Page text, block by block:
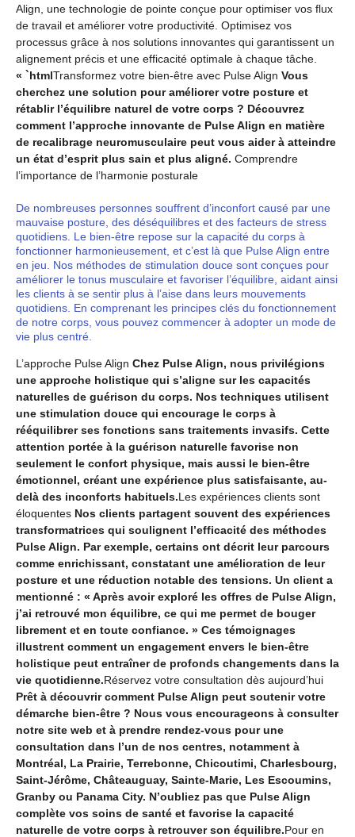
Align, une technologie de pointe conçue pour optimiser vos flux
de travail et améliorer votre productivité. Optimisez vos
processus grâce à nos solutions innovantes qui garantissent un
alignement précis et une efficacité optimale à chaque tâche.
« `htmlTransformez votre bien-être avec Pulse Align Vous
cherchez une solution pour améliorer votre posture et
rétablir l’équilibre naturel de votre corps ? Découvrez
comment l’approche innovante de Pulse Align en matière
de recalibrage neuromusculaire peut vous aider à atteindre
un état d’esprit plus sain et plus aligné. Comprendre
l’importance de l’harmonie posturale
De nombreuses personnes souffrent d’inconfort causé par une
mauvaise posture, des déséquilibres et des facteurs de stress
quotidiens. Le bien-être repose sur la capacité du corps à
fonctionner harmonieusement, et c’est là que Pulse Align entre
en jeu. Nos méthodes de stimulation douce sont conçues pour
améliorer le tonus musculaire et favoriser l’équilibre, aidant ainsi
les clients à se sentir plus à l’aise dans leurs mouvements
quotidiens. En comprenant les principes clés du fonctionnement
de notre corps, vous pouvez commencer à adopter un mode de
vie plus centré.
L’approche Pulse Align Chez Pulse Align, nous privilégions
une approche holistique qui s’aligne sur les capacités
naturelles de guérison du corps. Nos techniques utilisent
une stimulation douce qui encourage le corps à
rééquilibrer ses fonctions sans traitements invasifs. Cette
attention portée à la guérison naturelle favorise non
seulement le confort physique, mais aussi le bien-être
émotionnel, créant une expérience plus satisfaisante, au-
delà des inconforts habituels.Les expériences clients sont
éloquentes Nos clients partagent souvent des expériences
transformatrices qui soulignent l’efficacité des méthodes
Pulse Align. Par exemple, certains ont décrit leur parcours
comme enrichissant, constatant une amélioration de leur
posture et une réduction notable des tensions. Un client a
mentionné : « Après avoir exploré les offres de Pulse Align,
j’ai retrouvé mon équilibre, ce qui me permet de bouger
librement et en toute confiance. » Ces témoignages
illustrent comment un engagement envers le bien-être
holistique peut entraîner de profonds changements dans la
vie quotidienne.Réservez votre consultation dès aujourd’hui
Prêt à découvrir comment Pulse Align peut soutenir votre
démarche bien-être ? Nous vous encourageons à consulter
notre site web et à prendre rendez-vous pour une
consultation dans l’un de nos centres, notamment à
Montréal, La Prairie, Terrebonne, Chicoutimi, Charlesbourg,
Saint-Jérôme, Châteauguay, Sainte-Marie, Les Escoumins,
Granby ou Panama City. N’oubliez pas que Pulse Align
complète vos soins de santé et favorise la capacité
naturelle de votre corps à retrouver son équilibre.Pour en